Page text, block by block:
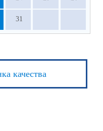
31
качества